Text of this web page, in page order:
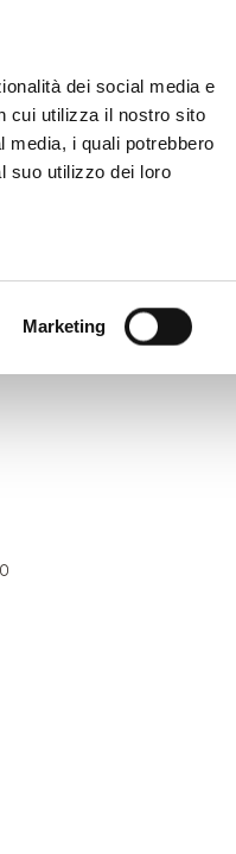
dei social media e
cui utilizza il nostro sito
media, i quali potrebbero
suo utilizzo dei loro
Marketing